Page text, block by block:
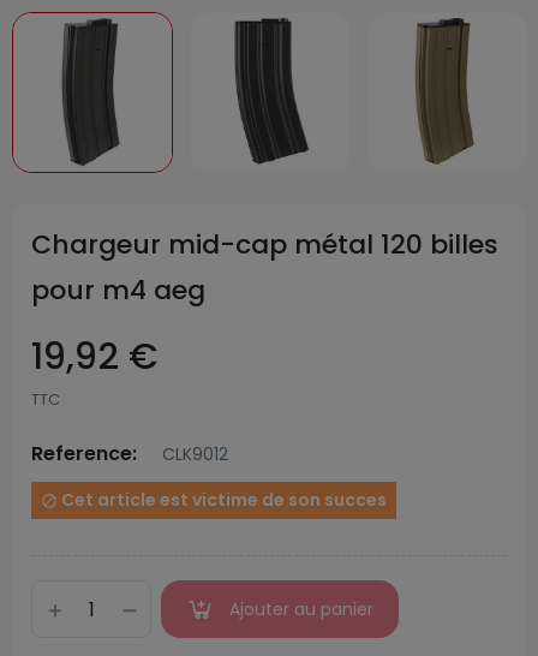
Chargeur mid-cap métal 120 billes
pour m4 aeg
19,92 €
TTC
Reference: CLK9012
 Cet article est victime de son succes
Ajouter au panier